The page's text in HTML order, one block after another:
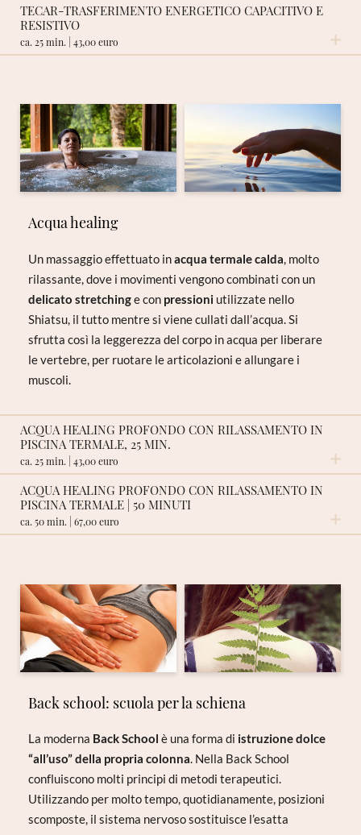
TECAR-TRASFERIMENTO ENERGETICO CAPACITIVO E
RESISTIVO
ca. 25 min. | 43,00 euro
Acqua healing
Un massaggio effettuato inacqua termale calda , molto
rilassante, dove i movimenti vengono combinati con un
delicato stretchinge con pressioni utilizzate nello
Shiatsu, il tutto mentre si viene cullati dall’acqua. Si
sfrutta così la leggerezza del corpo in acqua per liberare
le vertebre, per ruotare le articolazioni e allungare i
muscoli.
ACQUA HEALING PROFONDO CON RILASSAMENTO IN
PISCINA TERMALE, 25 MIN.
ca. 25 min. | 43,00 euro
RICHIESTA NON VINCOLANTE
ACQUA HEALING PROFONDO CON RILASSAMENTO IN
PISCINA TERMALE | 50 MINUTI
ca. 50 min. | 67,00 euro
Back school: scuola per la schiena
La moderna Back School è una forma di istruzione dolce
“all’uso” della propria colonna. Nella Back School
confluiscono molti principi di metodi terapeutici.
Utilizzando per molto tempo, quotidianamente, posizioni
scomposte, il sistema nervoso sostituisce l’esatta
Registrazione alla newsletter
Titolo
Famiglia Signor Signora